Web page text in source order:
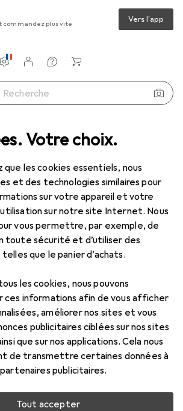
Votre choix.
que les cookies essentiels, nous
et des technologies similaires pour
sur votre appareil et votre
sur notre site Internet. Nous
vous permettre, par exemple, de
toute sécurité et d’utiliser des
que le panier d’achats.
les cookies, nous pouvons
ces informations afin de vous afficher
améliorer nos sites et vous
publicitaires ciblées sur nos sites
que sur nos applications. Cela nous
de transmettre certaines données à
publicitaires.
Tout accepter
commandez plus vite Vers l'app
client
de comparaison
d'envies
IT + multimédia Périphériques